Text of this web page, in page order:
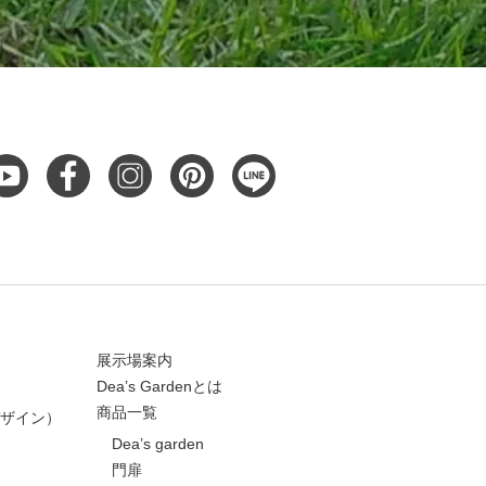
イン）
展示場案内
Dea’s Gardenとは
商品一覧
Dea’s garden
門扉